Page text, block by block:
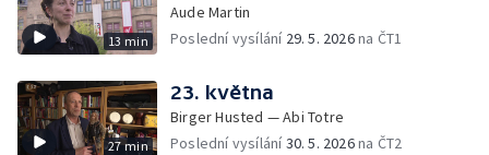
13 min
Aude Martin
Poslední vysílání 29. 5. 2026na ČT1
27 min
23. května
Birger Husted — Abi Totre
Poslední vysílání30. 5. 2026na ČT2